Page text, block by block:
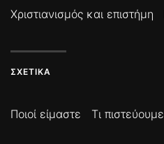
Χριστιανισμός και επιστήμη
ΣΧΕΤΙΚΆ
Ποιοί είμαστε Τι πιστεύουμε